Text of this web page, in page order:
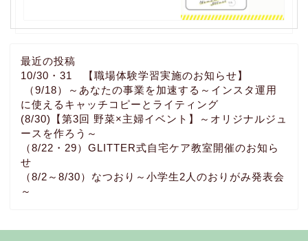
最近の投稿
10/30・31 【職場体験学習実施のお知らせ】
（9/18）～あなたの事業を加速する～インスタ運用
に使えるキャッチコピーとライティング
(8/30)【第3回 野菜×主婦イベント】～オリジナルジュ
ースを作ろう～
（8/22・29）GLITTER式自宅ケア教室開催のお知ら
せ
（8/2～8/30）なつおり～小学生2人のおりがみ発表会
～